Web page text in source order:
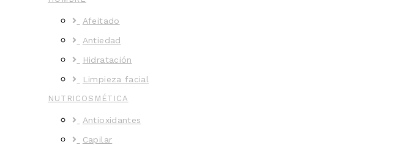
Afeitado
Antiedad
Hidratación
Limpieza facial
NUTRICOSMÉTICA
Antioxidantes
Capilar